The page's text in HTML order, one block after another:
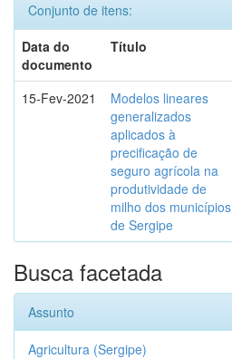
Conjunto de itens:
Data do
documento
Título
15-Fev-2021
Modelos lineares
generalizados
aplicados à
precificação de
seguro agrícola na
produtividade de
milho dos municípios
de Sergipe
Busca facetada
Assunto
Agricultura (Sergipe)